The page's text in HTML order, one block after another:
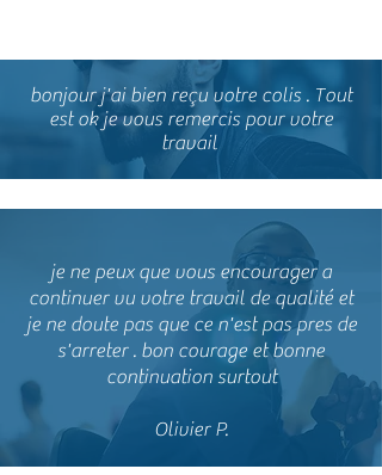
remboursement .
bonjour j'ai bien reçu votre colis . Tout
est ok je vous remercis pour votre
travail
je ne peux que vous encourager a
continuer vu votre travail de qualité et
je ne doute pas que ce n'est pas pres de
s'arreter . bon courage et bonne
continuation surtout
Olivier P.